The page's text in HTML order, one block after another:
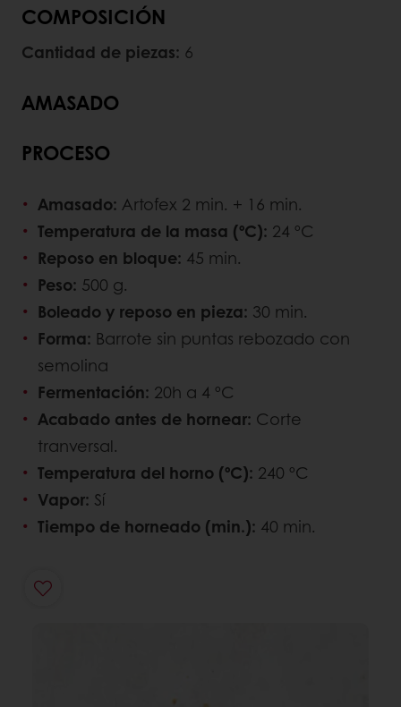
COMPOSICIÓN
Cantidad de piezas: 6
AMASADO
PROCESO
Amasado: Artofex 2 min. + 16 min.
Temperatura de la masa (ºC): 24 ºC
Reposo en bloque: 45 min.
Peso: 500 g.
Boleado y reposo en pieza: 30 min.
Forma: Barrote sin puntas rebozado con
semolina
Fermentación: 20h a 4 ºC
Acabado antes de hornear: Corte
tranversal.
Temperatura del horno (ºC): 240 ºC
Vapor: Sí
Tiempo de horneado (min.): 40 min.